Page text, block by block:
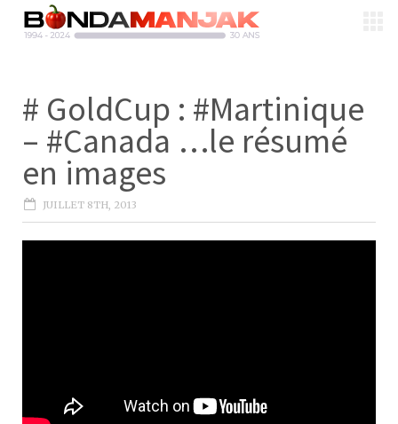
# GoldCup : #Martinique
– #Canada …le résumé
en images
JUILLET 8TH, 2013